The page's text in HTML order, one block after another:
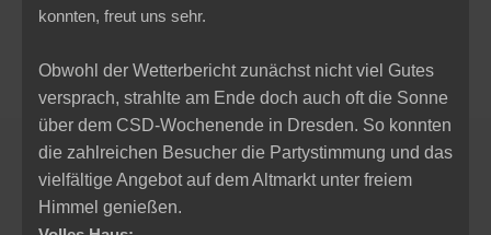
konnten, freut uns sehr.
Obwohl der Wetterbericht zunächst nicht viel Gutes
versprach, strahlte am Ende doch auch oft die Sonne
über dem CSD-Wochenende in Dresden. So konnten
die zahlreichen Besucher die Partystimmung und das
vielfältige Angebot auf dem Altmarkt unter freiem
Himmel genießen.